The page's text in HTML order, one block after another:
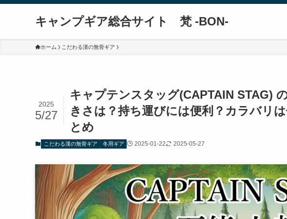
キャンプギア総合サイト 梵 -BON-
ホーム こだわる漢の無骨ギア
キャプテンスタッグ(CAPTAIN STAG)
きさは？持ち運びには便利？カラバリ
とめ
2025
5/27
こだわる漢の無骨ギア 冬用ギア 2025-01-22 2025-05-27